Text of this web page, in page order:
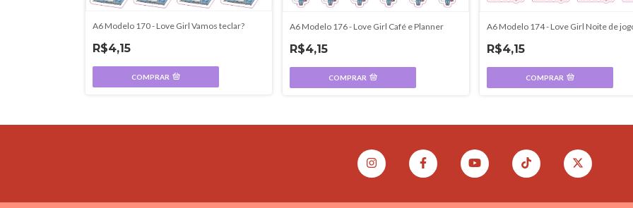
A6 Modelo 170 - Love Girl Vamos teclar?
R$4,15
COMPRAR
A6 Modelo 176 - Love Girl Café e Planner
R$4,15
COMPRAR
A6 Modelo 174 - Love Girl Noite de
R$4,15
COMPRAR